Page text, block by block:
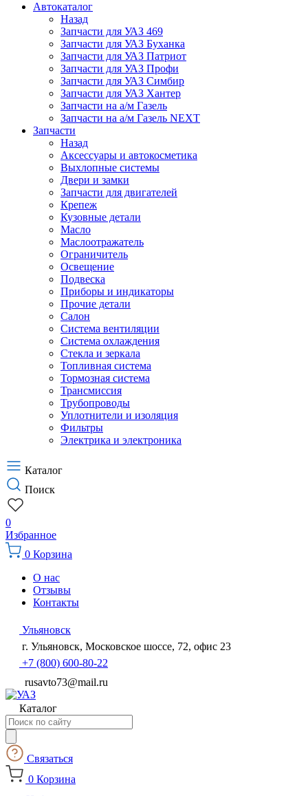
Автокаталог
Назад
Запчасти для УАЗ 469
Запчасти для УАЗ Буханка
Запчасти для УАЗ Патриот
Запчасти для УАЗ Профи
Запчасти для УАЗ Симбир
Запчасти для УАЗ Хантер
Запчасти на а/м Газель
Запчасти на а/м Газель NEXT
Запчасти
Назад
Аксессуары и автокосметика
Выхлопные системы
Двери и замки
Запчасти для двигателей
Крепеж
Кузовные детали
Масло
Маслоотражатель
Ограничитель
Освещение
Подвеска
Приборы и индикаторы
Прочие детали
Салон
Система вентиляции
Система охлаждения
Стекла и зеркала
Топливная система
Тормозная система
Трансмиссия
Трубопроводы
Уплотнители и изоляция
Фильтры
Электрика и электроника
Каталог
Поиск
0
Избранное
0 Корзина
О нас
Отзывы
Контакты
Ульяновск
г. Ульяновск, Московское шоссе, 72, офис 23
+7 (800) 600-80-22
rusavto73@mail.ru
Каталог
Поиск
товаров
Связаться
0 Корзина